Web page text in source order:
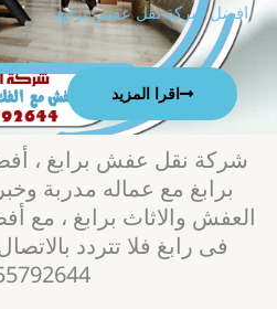
افضل شركة نقل عفش برابغ
اقرا المزيد
شركة نقل عفش برابغ ،
برابغ مع عماله مدربة
العفش والاثاث برابغ ، مع
فى رابغ فلا تتردد